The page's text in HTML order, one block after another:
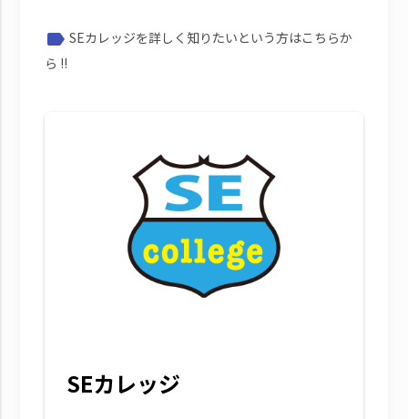
label SEカレッジを詳しく知りたいという方はこちらか
ら !!
SEカレッジ